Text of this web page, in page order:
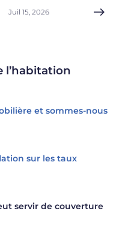
Juil 15, 2026
l’habitation
et sommes-nous
sur les taux
servir de couverture